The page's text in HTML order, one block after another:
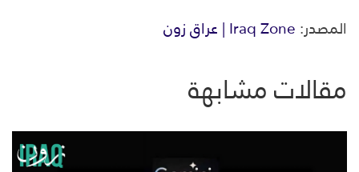
المصدر:Iraq Zone | عراق زون
مقالات مشابهة